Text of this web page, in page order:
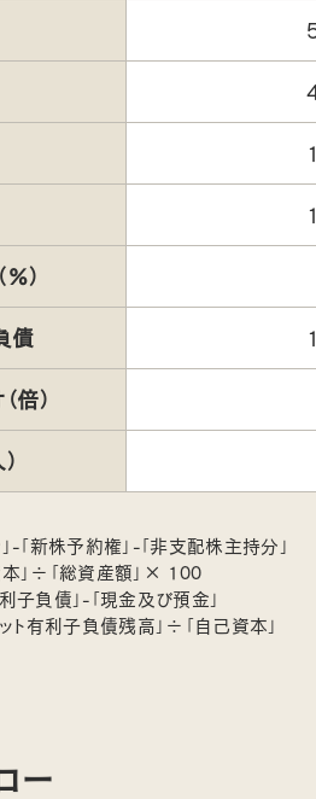
）
債
倍）
-「新株予約権」-「非支配株主持分」
本」÷「総資産額」× 100
子負債」-「現金及び預金」
ト有利子負債残高」÷「自己資本」
ー